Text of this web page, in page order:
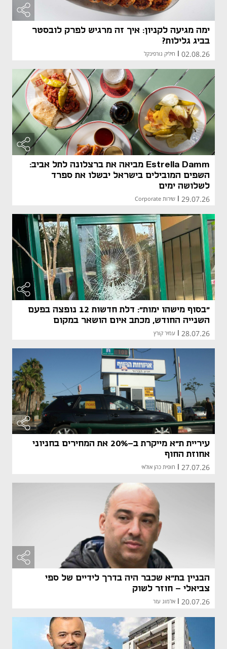
ימה מגיעה לקניון: איך זה מרגיש לפרק לובסטר
בביג גלילות?
02.08.26 חיליק גורפינקל
Estrella Damm מביאה את ברצלונה לתל אביב:
השפים המובילים בישראל יבשלו את ספרד
לשלושה ימים
29.07.26
| שירות Corporate
"בסוף מישהו ימות": דלת חדשות 12 נופצה בפעם
השנייה החודש, מכתב איום הושאר במקום
28.07.26
| עמיר קורץ
עיריית ת"א מייקרת ב-20% את המחירים בחניוני
אחוזת החוף
27.07.26 חופית כהן אולאי
הבניין בת"א שכבר היה בדרך לידיים של ספי
צביאלי - חוזר לשוק
20.07.26 אלמוג עזר